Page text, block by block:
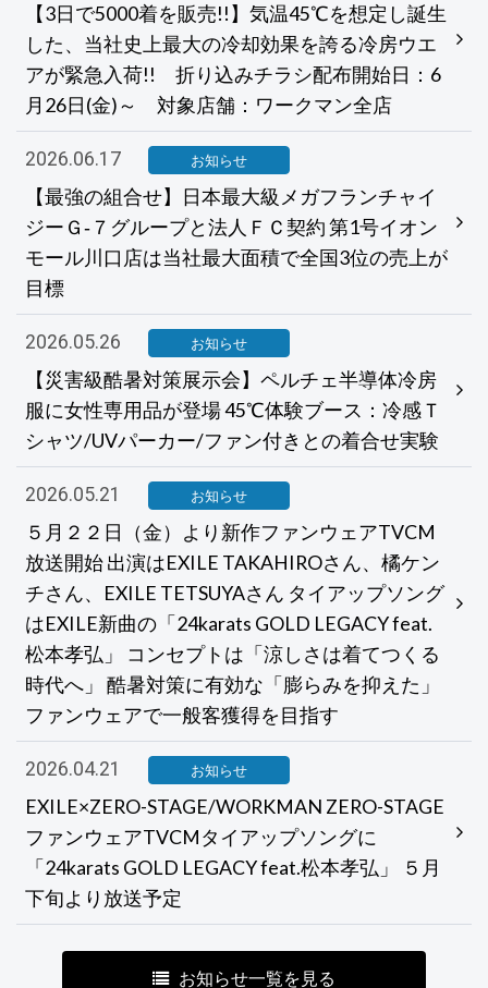
【3日で5000着を販売!!】気温45℃を想定し誕生
した、当社史上最大の冷却効果を誇る冷房ウエ
アが緊急入荷!! 折り込みチラシ配布開始日：6
月26日(金)～ 対象店舗：ワークマン全店
2026.06.17 お知らせ
【最強の組合せ】日本最大級メガフランチャイ
ジーＧ‐７グループと法人ＦＣ契約 第1号イオン
モール川口店は当社最大面積で全国3位の売上が
目標
2026.05.26 お知らせ
【災害級酷暑対策展示会】ペルチェ半導体冷房
服に女性専用品が登場 45℃体験ブース：冷感Ｔ
シャツ/UVパーカー/ファン付きとの着合せ実験
2026.05.21 お知らせ
５月２２日（金）より新作ファンウェアTVCM
放送開始 出演はEXILE TAKAHIROさん、橘ケン
チさん、EXILE TETSUYAさん タイアップソング
はEXILE新曲の「24karats GOLD LEGACY feat.
松本孝弘」 コンセプトは「涼しさは着てつくる
時代へ」 酷暑対策に有効な「膨らみを抑えた」
ファンウェアで一般客獲得を目指す
2026.04.21 お知らせ
EXILE×ZERO-STAGE/WORKMAN ZERO-STAGE
ファンウェアTVCMタイアップソングに
「24karats GOLD LEGACY feat.松本孝弘」 ５月
下旬より放送予定
お知らせ一覧を見る